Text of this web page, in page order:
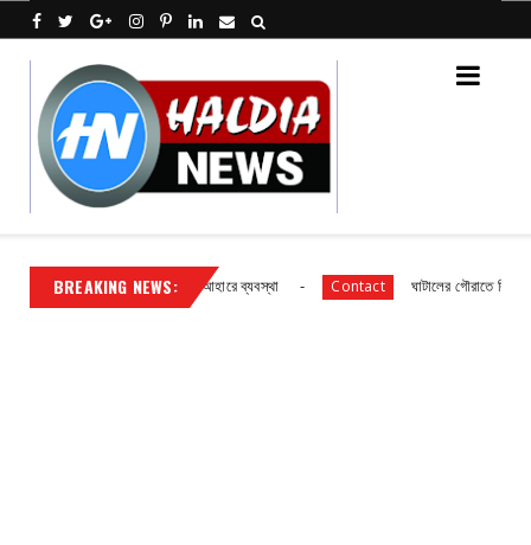
BREAKING NEWS:
বিদ্যালয় ছাত্র ছাত্রীদের আহারে ব্যবস্থা Contact ঘাটালের গৌরাতে বিদ্যুৎ